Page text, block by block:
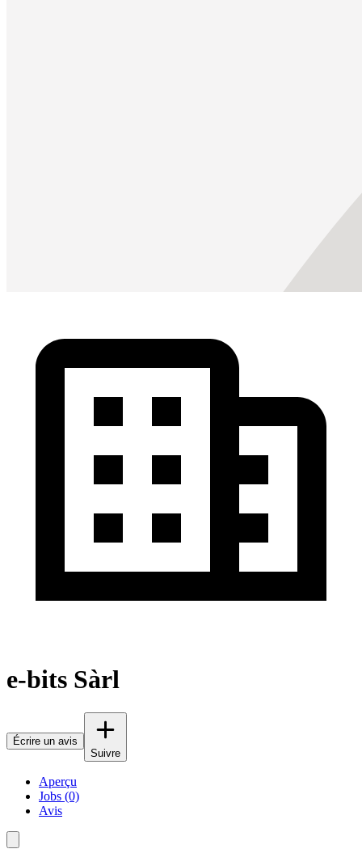
e-bits Sàrl
Écrire un avis
Suivre
Aperçu
Jobs (0)
Avis